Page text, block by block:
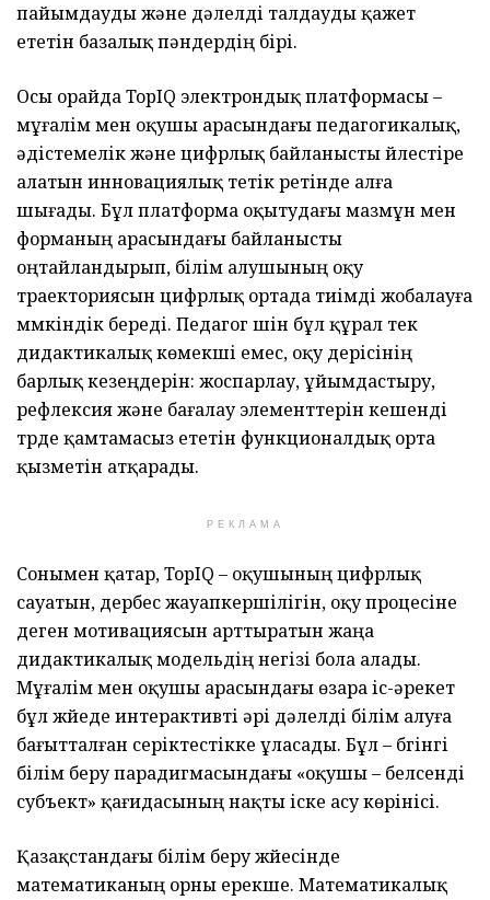
пайымдауды және дәлелді талдауды қажет
ететін базалық пәндердің бірі.
Осы орайда TopIQ электрондық платформасы –
мұғалім мен оқушы арасындағы педагогикалық,
әдістемелік және цифрлық байланысты үйлестіре
алатын инновациялық тетік ретінде алға
шығады. Бұл платформа оқытудағы мазмұн мен
форманың арасындағы байланысты
оңтайландырып, білім алушының оқу
траекториясын цифрлық ортада тиімді жобалауға
мүмкіндік береді. Педагог үшін бұл құрал тек
дидактикалық көмекші емес, оқу үдерісінің
барлық кезеңдерін: жоспарлау, ұйымдастыру,
рефлексия және бағалау элементтерін кешенді
түрде қамтамасыз ететін функционалдық орта
қызметін атқарады.
РЕКЛАМА
Сонымен қатар, TopIQ – оқушының цифрлық
сауатын, дербес жауапкершілігін, оқу процесіне
деген мотивациясын арттыратын жаңа
дидактикалық модельдің негізі бола алады.
Мұғалім мен оқушы арасындағы өзара іс-әрекет
бұл жүйеде интерактивті әрі дәлелді білім алуға
бағытталған серіктестікке ұласады. Бұл – бүгінгі
білім беру парадигмасындағы «оқушы – белсенді
субъект» қағидасының нақты іске асу көрінісі.
Қазақстандағы білім беру жүйесінде
математиканың орны ерекше. Математикалық